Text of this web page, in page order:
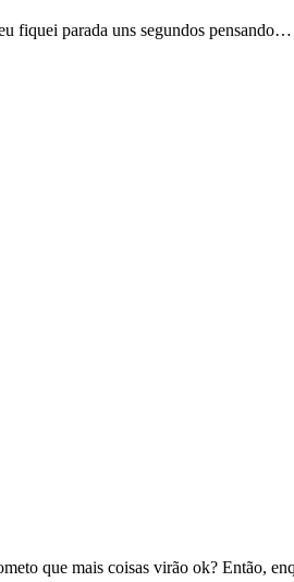
fiquei parada uns segundos pensando…
que mais coisas virão ok? Então,